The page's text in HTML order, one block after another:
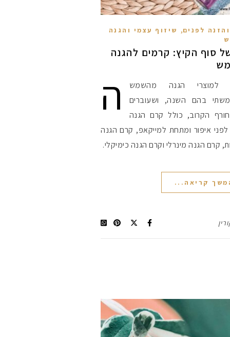
לפנים, שיזוף עצמי והגנה
סוף הקיץ: קרמים להגנה
ה
למוצרי הגנה מהשמש
בהם השנה, ושעוברים
הקרוב, כולל קרם הגנה
איפור ומתחת למייקאפ, קרם הגנה
קרם הגנה מינרלי וקרם הגנה כימיקלי.
קריאה...